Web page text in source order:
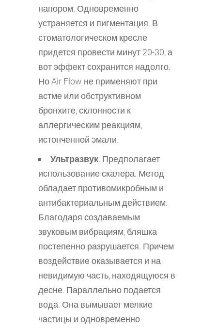
напором. Одновременно
устраняется и пигментация. В
стоматологическом кресле
придется провести минут 20-30, а
вот эффект сохранится надолго.
Но Air Flow не применяют при
астме или обструктивном
бронхите, склонности к
аллергическим реакциям,
истонченной эмали.
Ультразвук. Предполагает
использование скалера. Метод
обладает противомикробным и
антибактериальным действием.
Благодаря создаваемым
звуковым вибрациям, бляшка
постепенно разрушается. Причем
воздействие оказывается и на
невидимую часть, находящуюся в
десне. Параллельно подается
вода. Она вымывает мелкие
частицы и одновременно